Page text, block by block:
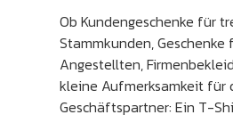
Ob Kundengeschenke für
Stammkunden, Geschenke
Angestellten,
kleine Aufmerksamkeit für
Geschäftspartner: Ein T-